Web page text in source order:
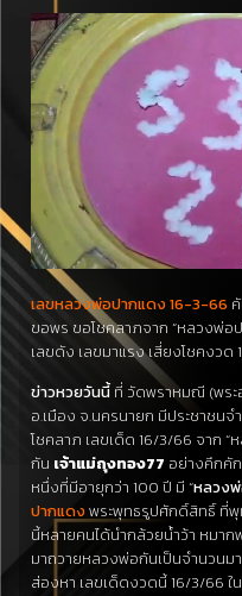
เลขหลวงพ่อปากแดง 16-3-66
ขอพร ขอโชคลาภจาก “หลวงพ่อ
เลขดัง เลขมาแรง เสี่ยงโชคงวด
ข่าวหวยวันนี้ ที่ วัดพราหมณี (พร
อ.เมือง จ.นครนายก มีประชาชน
โชคลาภ เลขเด็ด 16/3/66 จาก
กัน เจ้าแม่ถุงทอง77 อย่างคึกคั
หนึ่งที่มีอายุกว่า 100 ปี มี “หลวง
ปากแดงพระพุทธรูปศักดิ์สิทธิ์ ที่พุ
นี้หลายคนได้นำกล้วยน้ำว้า หมา
มาถวายหลวงพ่อกันเป็นจำนวนม
ส่องหา เลขเด็ดงวดนี้ 16/3/66 ใ